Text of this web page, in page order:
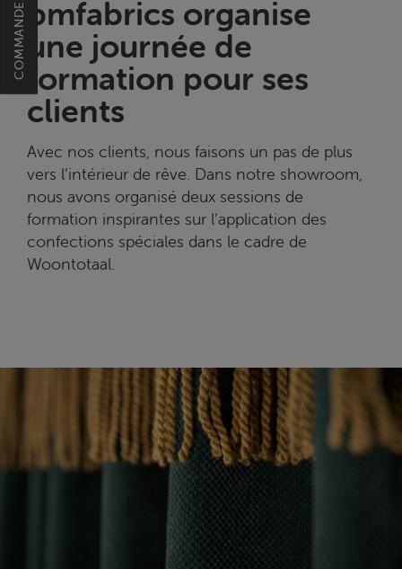
bmfabrics organise
une journée de
formation pour ses
clients
Avec nos clients, nous faisons un pas de plus
vers l’intérieur de rêve. Dans notre showroom,
nous avons organisé deux sessions de
formation inspirantes sur l’application des
confections spéciales dans le cadre de
Woontotaal.